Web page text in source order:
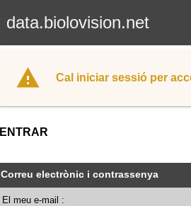
data.biolovision.net
Cal iniciar sessió per
ENTRAR
Correu electrònic i contrassenya
El meu e-mail :